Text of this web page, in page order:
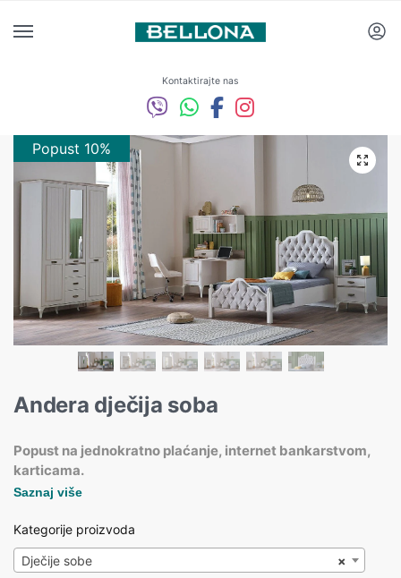
Kontaktirajte nas
Popust 10%
Andera dječija soba
Popust na jednokratno plaćanje, internet bankarstvom,
karticama.
Saznaj više
Kategorije proizvoda
×
Dječije sobe